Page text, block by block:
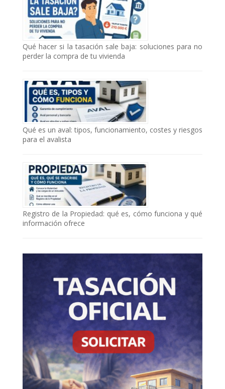
Qué hacer si la tasación sale baja: soluciones para no
perder la compra de tu vivienda
Qué es un aval: tipos, funcionamiento, costes y riesgos
para el avalista
Registro de la Propiedad: qué es, cómo funciona y qué
información ofrece